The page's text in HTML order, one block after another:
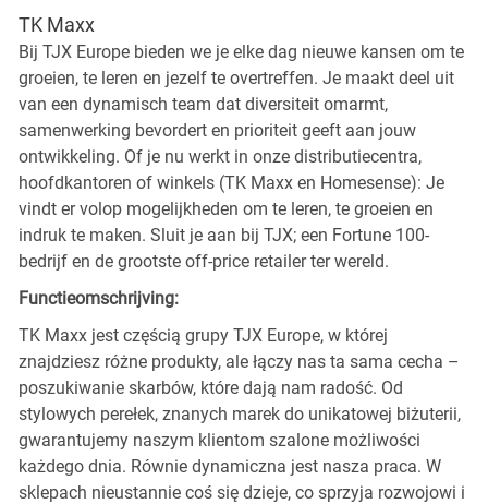
TK Maxx
Bij TJX Europe bieden we je elke dag nieuwe kansen om te
groeien, te leren en jezelf te overtreffen. Je maakt deel uit
van een dynamisch team dat diversiteit omarmt,
samenwerking bevordert en prioriteit geeft aan jouw
ontwikkeling. Of je nu werkt in onze distributiecentra,
hoofdkantoren of winkels (TK Maxx en Homesense): Je
vindt er volop mogelijkheden om te leren, te groeien en
indruk te maken. Sluit je aan bij TJX; een Fortune 100-
bedrijf en de grootste off-price retailer ter wereld.
Functieomschrijving:
TK Maxx jest częścią grupy TJX Europe, w której
znajdziesz różne produkty, ale łączy nas ta sama cecha –
poszukiwanie skarbów, które dają nam radość. Od
stylowych perełek, znanych marek do unikatowej biżuterii,
gwarantujemy naszym klientom szalone możliwości
każdego dnia. Równie dynamiczna jest nasza praca. W
sklepach nieustannie coś się dzieje, co sprzyja rozwojowi i